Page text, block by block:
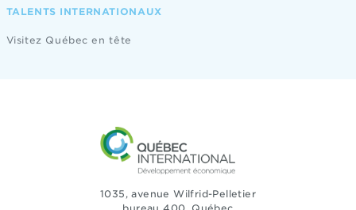
TALENTS INTERNATIONAUX
Visitez Québec en tête
1035, avenue Wilfrid-Pelletier